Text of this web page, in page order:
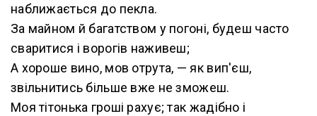
наближається до пекла.
За майном й багатством у погоні, будеш часто
сваритися і ворогів наживеш;
А хороше вино, мов отрута, — як вип'єш,
звільнитись більше вже не зможеш.
Моя тітонька гроші рахує; так жадібно і